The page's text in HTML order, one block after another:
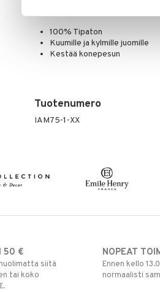
Materiaali: Borosilikaattilasi,
100% Tipaton
Kuumille ja kylmille juomille
Kestää konepesun
Tuotenumero
IAM75-1-XX
50 €
siitä
tai koko
NOPEAT
Ennen kello
normaalisti